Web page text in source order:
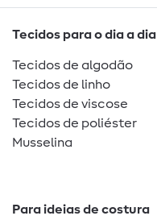
Tecidos para o dia a dia
Tecidos de algodão
Tecidos de linho
Tecidos de viscose
Tecidos de poliéster
Musselina
Para ideias de costura